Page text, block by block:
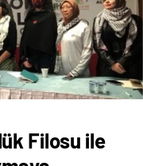
Filosu ile